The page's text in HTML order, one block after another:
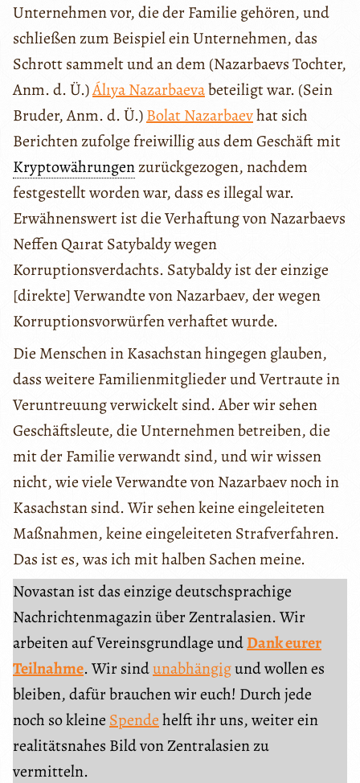
Unternehmen vor, die der Familie gehören, und
schließen zum Beispiel ein Unternehmen, das
Schrott sammelt und an dem (Nazarbaevs Tochter,
Anm. d. Ü.)Álıya Nazarbaevabeteiligt war. (Sein
Bruder, Anm. d. Ü.)Bolat Nazarbaevhat sich
Berichten zufolge freiwillig aus dem Geschäft mit
Kryptowährungenzurückgezogen, nachdem
festgestellt worden war, dass es illegal war.
Erwähnenswert ist die Verhaftung von Nazarbaevs
Neffen Qaırat Satybaldy wegen
Korruptionsverdachts. Satybaldy ist der einzige
[direkte] Verwandte von Nazarbaev, der wegen
Korruptionsvorwürfen verhaftet wurde.
Die Menschen in Kasachstan hingegen glauben,
dass weitere Familienmitglieder und Vertraute in
Veruntreuung verwickelt sind. Aber wir sehen
Geschäftsleute, die Unternehmen betreiben, die
mit der Familie verwandt sind, und wir wissen
nicht, wie viele Verwandte von Nazarbaev noch in
Kasachstan sind. Wir sehen keine eingeleiteten
Maßnahmen, keine eingeleiteten Strafverfahren.
Das ist es, was ich mit halben Sachen meine.
Novastan ist das einzige deutschsprachige
Nachrichtenmagazin über Zentralasien. Wir
arbeiten auf Vereinsgrundlage undDank eurer
Teilnahme. Wir sindunabhängigund wollen es
bleiben, dafür brauchen wir euch! Durch jede
noch so kleine Spendehelft ihr uns, weiter ein
realitätsnahes Bild von Zentralasien zu
vermitteln.